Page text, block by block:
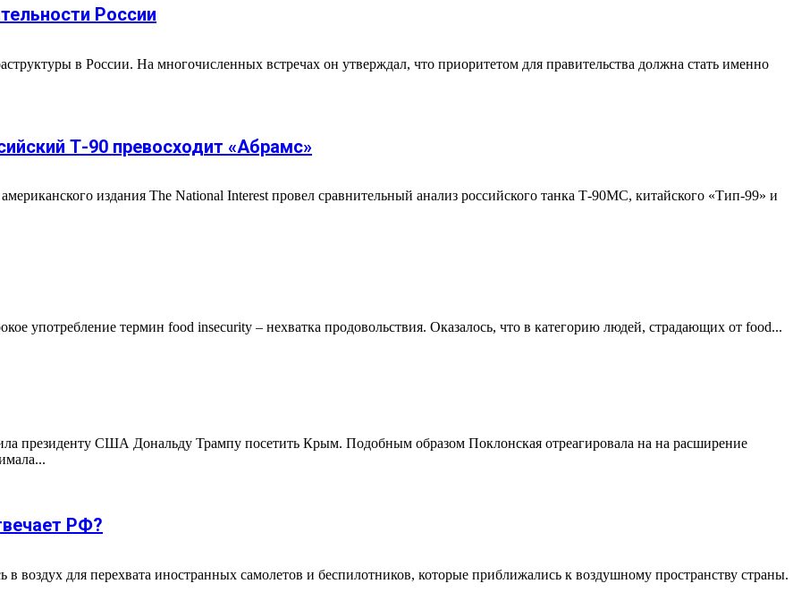
России
в России. На многочисленных встречах он утверждал, что приоритетом для правительства должна стать именно
Т-90 превосходит «Абрамс»
издания The National Interest провел сравнительный анализ российского танка Т-90МС, китайского «Тип-99» и
употребление термин food insecurity – нехватка продовольствия. Оказалось, что в категорию людей, страдающих от food...
президенту США Дональду Трампу посетить Крым. Подобным образом Поклонская отреагировала на на расширение
РФ?
для перехвата иностранных самолетов и беспилотников, которые приближались к воздушному пространству страны.